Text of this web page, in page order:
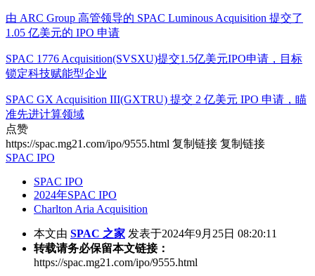
由 ARC Group 高管领导的 SPAC Luminous Acquisition 提交了
1.05 亿美元的 IPO 申请
SPAC 1776 Acquisition(SVSXU)提交1.5亿美元IPO申请，目标
锁定科技赋能型企业
SPAC GX Acquisition III(GXTRU) 提交 2 亿美元 IPO 申请，瞄
准先进计算领域
点赞
https://spac.mg21.com/ipo/9555.html 复制链接 复制链接
SPAC IPO
SPAC IPO
2024年SPAC IPO
Charlton Aria Acquisition
本文由 SPAC 之家 发表于2024年9月25日 08:20:11
转载请务必保留本文链接：
https://spac.mg21.com/ipo/9555.html